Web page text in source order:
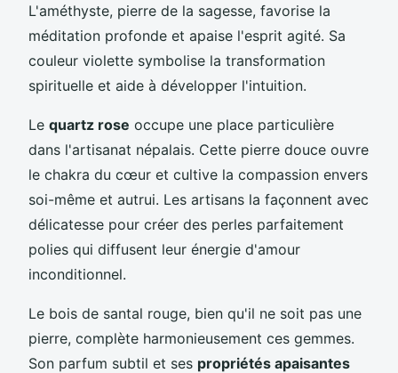
L'améthyste, pierre de la sagesse, favorise la
méditation profonde et apaise l'esprit agité. Sa
couleur violette symbolise la transformation
spirituelle et aide à développer l'intuition.
Le quartz rose occupe une place particulière
dans l'artisanat népalais. Cette pierre douce ouvre
le chakra du cœur et cultive la compassion envers
soi-même et autrui. Les artisans la façonnent avec
délicatesse pour créer des perles parfaitement
polies qui diffusent leur énergie d'amour
inconditionnel.
Le bois de santal rouge, bien qu'il ne soit pas une
pierre, complète harmonieusement ces gemmes.
Son parfum subtil et ses propriétés apaisantes